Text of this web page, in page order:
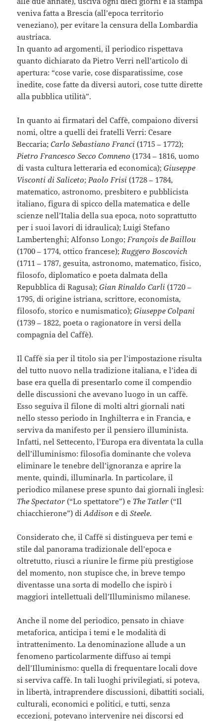
veniva fatta a Brescia (all’epoca territorio
veneziano), per evitare la censura della Lombardia
austriaca.
In quanto ad argomenti, il periodico rispettava
quanto dichiarato da Pietro Verri nell’articolo di
apertura: “cose varie, cose disparatissime, cose
inedite, cose fatte da diversi autori, cose tutte dirette
alla pubblica utilità”.
In quanto ai firmatari del Caffè, compaiono diversi
nomi, oltre a quelli dei fratelli Verri: Cesare
Beccaria;Carlo Sebastiano Franci (1715 – 1772);
Pietro Francesco Secco Comneno (1734 – 1816, uomo
di vasta cultura letteraria ed economica);Giuseppe
Visconti di Saliceto; Paolo Frisi (1728 – 1784,
matematico, astronomo, presbitero e pubblicista
italiano, figura di spicco della matematica e delle
scienze nell’Italia della sua epoca, noto soprattutto
per i suoi lavori di idraulica); Luigi Stefano
Lambertenghi; Alfonso Longo; François de Baillou
(1700 – 1774, ottico francese); Ruggero Boscovich
(1711 – 1787, gesuita, astronomo, matematico, fisico,
filosofo, diplomatico e poeta dalmata della
Repubblica di Ragusa);Gian Rinaldo Carli (1720 –
1795, di origine istriana, scrittore, economista,
filosofo, storico e numismatico);Giuseppe Colpani
(1739 – 1822, poeta o ragionatore in versi della
compagnia del Caffè).
Il Caffè sia per il titolo sia per l’impostazione risulta
del tutto nuovo nella tradizione italiana, e l’idea di
base era quella di presentarlo come il compendio
delle discussioni che avevano luogo in un caffè.
Esso seguiva il filone di molti altri giornali nati
nello stesso periodo in Inghilterra e in Francia, e
serviva da manifesto per il pensiero illuminista.
Infatti, nel Settecento, l’Europa era diventata la culla
dell’illuminismo: filosofia dominante che voleva
eliminare le tenebre dell’ignoranza e aprire la
mente, quindi, illuminarla. In particolare, il
periodico milanese prese spunto dai giornali inglesi:
The Spectator (“Lo spettatore”) e The Tatler (“Il
chiacchierone”) diAddisone diSteele.
Considerato che, il Caffè si distingueva per temi e
stile dal panorama tradizionale dell’epoca e
oltretutto, riuscì a riunire le firme più prestigiose
del momento, non stupisce che, in breve tempo
diventasse una sorta di modello che ispirò i
maggiori intellettuali dell’Illuminismo milanese.
Anche il nome del periodico, pensato in chiave
metaforica, anticipa i temi e le modalità di
intrattenimento. La denominazione allude a un
fenomeno particolarmente diffuso ai tempi
dell’Illuminismo: quella di frequentare locali dove
si serviva caffè. In tali luoghi privilegiati, si poteva,
in libertà, intraprendere discussioni, dibattiti sociali,
culturali, economici e politici, e tutti, senza
eccezioni, potevano intervenire nei discorsi ed